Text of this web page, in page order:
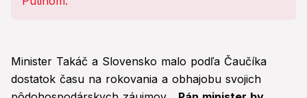
Minister Takáč a Slovensko malo podľa Čaučíka
dostatok času na rokovania a obhajobu svojich